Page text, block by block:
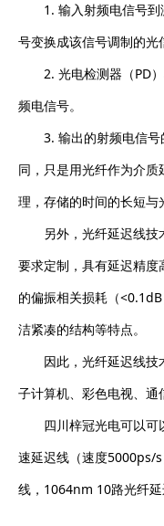
1. 输入射频电信号到
号变换成该信号调制的光
2. 光电检测器（PD
频电信号。
3. 输出的射频电信
同，只是用光纤作为介
理，存储的时间的长短与
另外， 光纤延迟线技
要求定制，具有延迟精度
的偏振相关损耗（<0.1dB
洁紧凑的结构等特点。
因此，光纤延迟线
子计算机、彩色电视、通
四川梓冠光电可以可
速延迟线（速度5000ps/s
线 ， 1064nm 10路光纤